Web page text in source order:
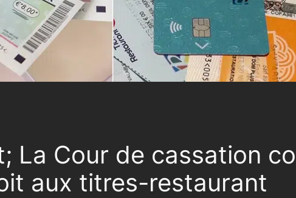
La Cour de cassation
aux titres-restaurant